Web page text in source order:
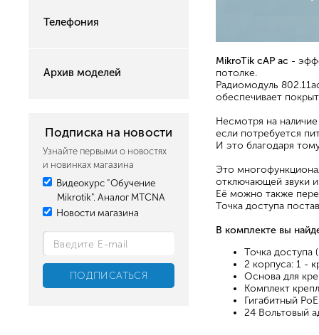
Телефония
Архив моделей
Подписка на новости
Узнайте первыми о новостях
и новинках магазина
Видеокурс "Обучение
Mikrotik". Аналог MTCNA
Новости магазина
MikroTik cAP ac -
потолке.
Радиомодуль
обеспечивает
Несмотря на
если потребуется
И это благодаря
Это
отключающей звуки
Её можно также
Точка доступа
В комплекте вы
Точка доступа
2 корпуса: 1 -
Основа для
Комплект
Гигабитный
24 Вольтовый